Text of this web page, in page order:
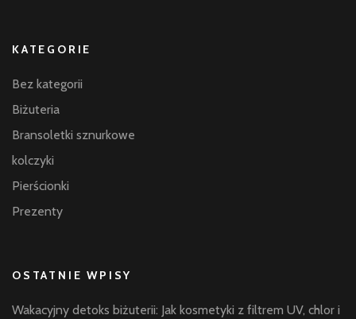
KATEGORIE
Bez kategorii
Biżuteria
Bransoletki sznurkowe
kolczyki
Pierścionki
Prezenty
OSTATNIE WPISY
Wakacyjny detoks biżuterii: Jak kosmetyki z filtrem UV, chlor i